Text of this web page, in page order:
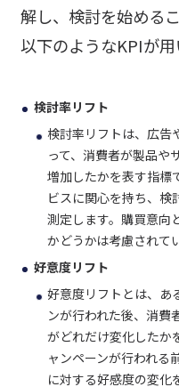
解し、検討を始める
以下のようなKPIが用
検討率リフト
検討率リフトは、広告
って、消費者が製品や
増加したかを表す指標
ビスに関心を持ち、検
測定します。購買意向
かどうかは考慮されて
好意度リフト
好意度リフトとは、あ
ンが行われた後、消費
がどれだけ変化したか
ャンペーンが行われる
に対する好感度の変化